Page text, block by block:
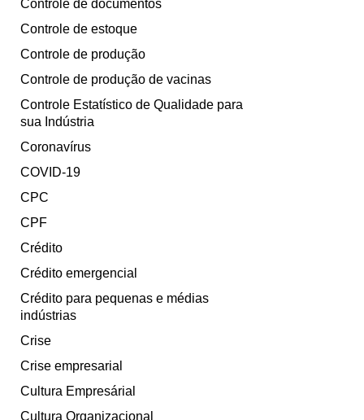
Controle de documentos
Controle de estoque
Controle de produção
Controle de produção de vacinas
Controle Estatístico de Qualidade para
sua Indústria
Coronavírus
COVID-19
CPC
CPF
Crédito
Crédito emergencial
Crédito para pequenas e médias
indústrias
Crise
Crise empresarial
Cultura Empresárial
Cultura Organizacional